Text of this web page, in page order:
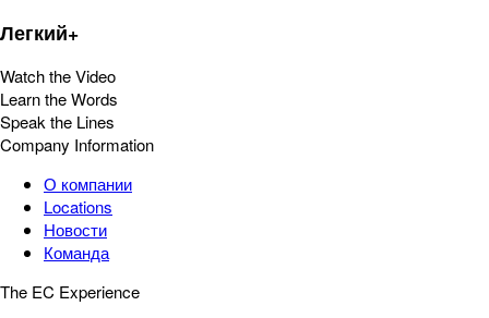
Легкий+
Watch the Video
Learn the Words
Speak the Lines
Company Information
О компании
Locations
Новости
Команда
The EC Experience